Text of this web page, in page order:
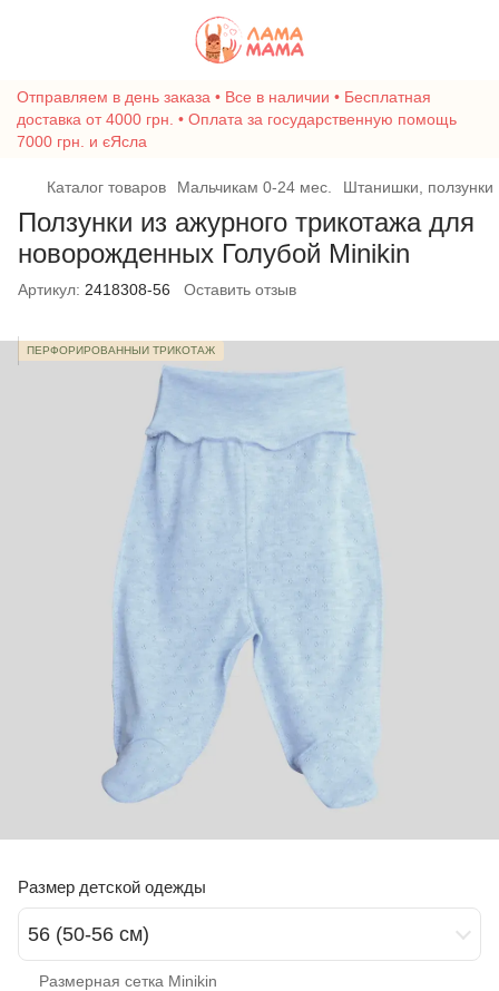
Отправляем в день заказа • Все в наличии • Бесплатная
доставка от 4000 грн. • Оплата за государственную помощь
7000 грн. и єЯсла
Каталог товаров Мальчикам 0-24 мес. Штанишки, ползунки
Ползунки из ажурного трикотажа для
новорожденных Голубой Minikin
Артикул: 2418308-56 Оставить отзыв
ПЕРФОРИРОВАННЫЙ ТРИКОТАЖ
Размер детской одежды
56 (50-56 см)
Размерная сетка Minikin